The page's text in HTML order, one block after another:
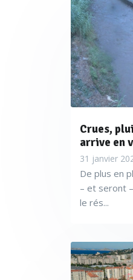
Crues,
arrive en
31 janvier
De plus en
– et seront
le rés...